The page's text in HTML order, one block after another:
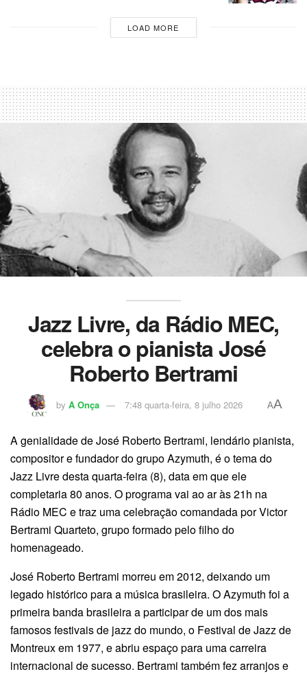
LOAD MORE
Jazz Livre, da Rádio MEC,
celebra o pianista José
Roberto Bertrami
by A Onça 7:48 quarta-feira, 8 julho 2026 AA
A genialidade de José Roberto Bertrami, lendário pianista,
compositor e fundador do grupo Azymuth, é o tema do
Jazz Livre desta quarta-feira (8), data em que ele
completaria 80 anos. O programa vai ao ar às 21h na
Rádio MEC e traz uma celebração comandada por Victor
Bertrami Quarteto, grupo formado pelo filho do
homenageado.
José Roberto Bertrami morreu em 2012, deixando um
legado histórico para a música brasileira. O Azymuth foi a
primeira banda brasileira a participar de um dos mais
famosos festivais de jazz do mundo, o Festival de Jazz de
Montreux em 1977, e abriu espaço para uma carreira
internacional de sucesso. Bertrami também fez arranjos e